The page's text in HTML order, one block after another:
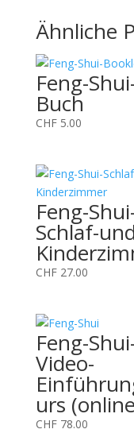
Ähnliche
Feng-
Buch
CHF5.00
Feng-
Schlaf-
CHF27.00
Feng-
Video-
urs
CHF78.00